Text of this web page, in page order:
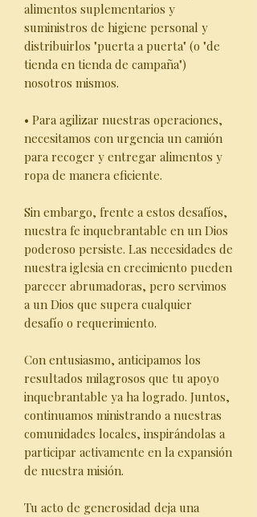
alimentos suplementarios y
suministros de higiene personal y
distribuirlos "puerta a puerta" (o "de
tienda en tienda de campaña")
nosotros mismos.
• Para agilizar nuestras operaciones,
necesitamos con urgencia un camión
para recoger y entregar alimentos y
ropa de manera eficiente.
Sin embargo, frente a estos desafíos,
nuestra fe inquebrantable en un Dios
poderoso persiste. Las necesidades de
nuestra iglesia en crecimiento pueden
parecer abrumadoras, pero servimos
a un Dios que supera cualquier
desafío o requerimiento.
Con entusiasmo, anticipamos los
resultados milagrosos que tu apoyo
inquebrantable ya ha logrado. Juntos,
continuamos ministrando a nuestras
comunidades locales, inspirándolas a
participar activamente en la expansión
de nuestra misión.
Tu acto de generosidad deja una